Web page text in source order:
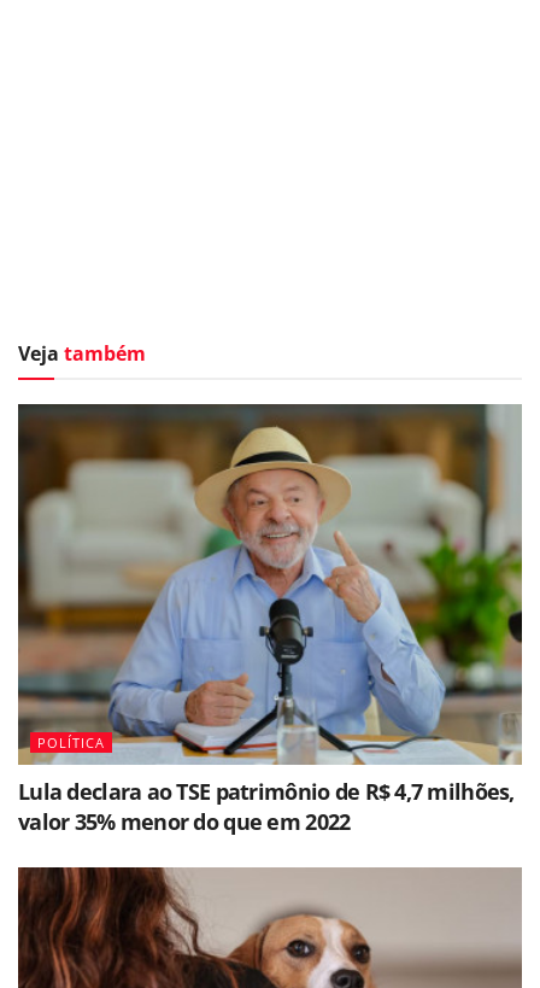
Veja também
POLÍTICA
Lula declara ao TSE patrimônio de R$ 4,7 milhões,
valor 35% menor do que em 2022